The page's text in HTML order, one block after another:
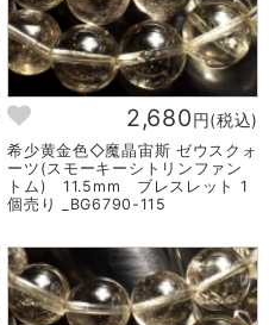
2,680円(税込)
希少黄金色◇魔晶宙斯 ゼウスクォ
ーツ(スモーキーシトリンファン
トム) 11.5mm ブレスレット 1
個売り _BG6790-115